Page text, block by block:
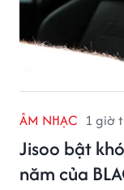
ÂM NHẠC 1 giờ
Jisoo bật
năm của